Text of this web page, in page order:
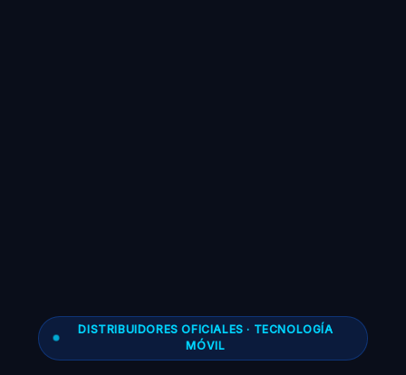
DISTRIBUIDORES OFICIALES · TECNOLOGÍA
MÓVIL